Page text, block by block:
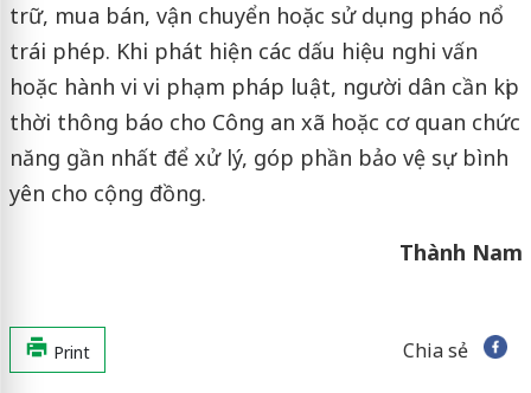
trữ, mua bán, vận chuyển hoặc sử dụng pháo nổ
trái phép. Khi phát hiện các dấu hiệu nghi vấn
hoặc hành vi vi phạm pháp luật, người dân cần kịp
thời thông báo cho Công an xã hoặc cơ quan chức
năng gần nhất để xử lý, góp phần bảo vệ sự bình
yên cho cộng đồng.
Thành Nam
Print Chia sẻ